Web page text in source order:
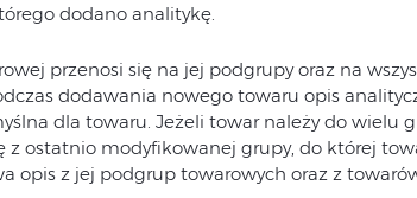
dodano analitykę.
przenosi się na jej podgrupy oraz na
dodawania nowego towaru opis
dla towaru. Jeżeli towar należy do wielu
ostatnio modyfikowanej grupy, do której
opis z jej podgrup towarowych oraz z